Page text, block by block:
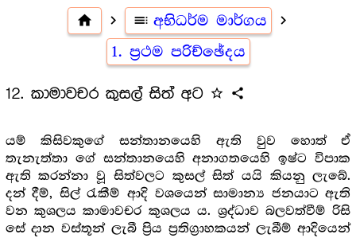
home navigate_next toc අභිධර්ම මාර්ගය navigate_next
1. ප්‍ර‍ථම පරිච්ඡේදය
12. කාමාවචර කුසල් සිත් අට star_outline share
යම් කිසිවකුගේ සන්තානයෙහි ඇති වුව හොත් ඒ
තැනැත්තා ගේ සන්තානයෙහි අනාගතයෙහි ඉෂ්ට විපාක
ඇති කරන්නා වූ සිත්වලට කුසල් සිත් යයි කියනු ලැබේ.
දන් දීම්, සිල් රැකීම් ආදි වශයෙන් සාමාන්‍ය ජනයාට ඇති
වන කුශලය කාමාවචර කුශලය ය. ශ්‍ර‍ද්ධාව බලවත්වීම් රිසි
සේ දාන වස්තූන් ලැබී ප්‍රිය ප්‍ර‍තිග්‍රාහකයන් ලැබීම් ආදියෙන්